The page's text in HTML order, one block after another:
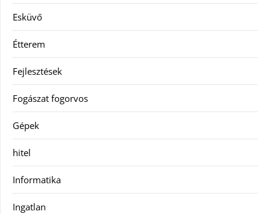
Esküvő
Étterem
Fejlesztések
Fogászat fogorvos
Gépek
hitel
Informatika
Ingatlan